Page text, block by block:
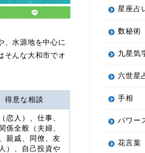
、水源地を中心に
そんな大和市でオ
得意な相談
恋人）、仕事、
係全般（夫婦、
親戚、同僚、友
）、自己投資や
星座占
数秘術
九星気
六世星
手相
パワー
花言葉